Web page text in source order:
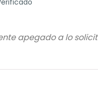
apegado a lo